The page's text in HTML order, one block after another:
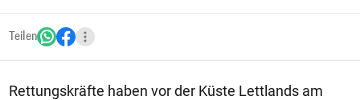
Teilen
Rettungskräfte haben vor der Küste Lettlands am